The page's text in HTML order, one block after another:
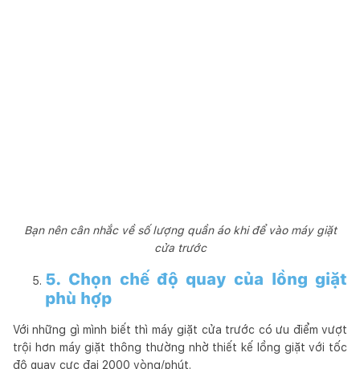
Bạn nên cân nhắc về số lượng quần áo khi để vào máy giặt
cửa trước
5. Chọn chế độ quay của lồng giặt
phù hợp
Với những gì mình biết thì máy giặt cửa trước có ưu điểm vượt
trội hơn máy giặt thông thường nhờ thiết kế lồng giặt với tốc
độ quay cực đại 2000 vòng/phút.